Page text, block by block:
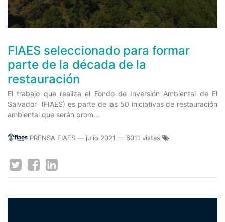
FIAES seleccionado para formar
parte de la década de la
restauración
El trabajo que realiza el Fondo de Inversión Ambiental de El
Salvador (FIAES) es parte de las 50 iniciativas de restauración
ambiental que serán prom...
PRENSA FIAES — julio 2021 — 6011 vistas